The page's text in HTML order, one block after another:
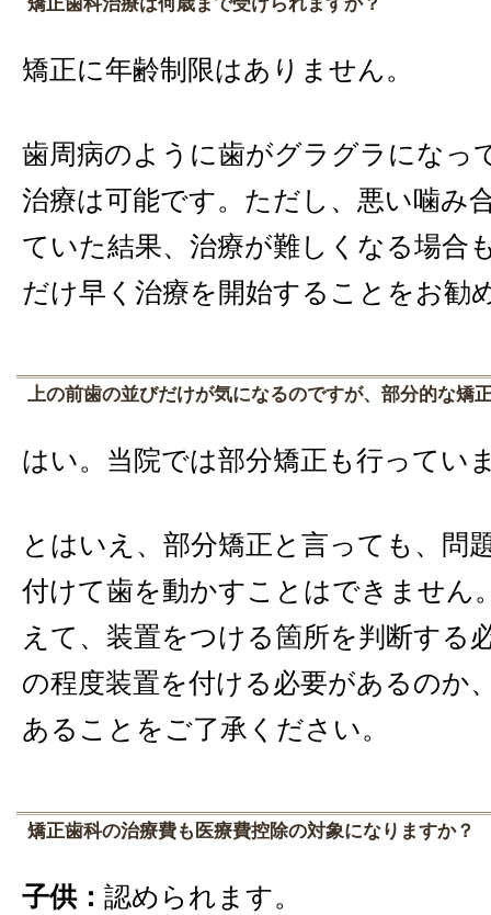
矯正に年齢制限はありません。
歯周病のように歯がグラグラになっ
治療は可能です。ただし、悪い噛み
ていた結果、治療が難しくなる場合
だけ早く治療を開始することをお勧
上の前歯の並びだけが気になるのですが、部分的な矯
はい。当院では部分矯正も行ってい
とはいえ、部分矯正と言っても、問
付けて歯を動かすことはできません
えて、装置をつける箇所を判断する
の程度装置を付ける必要があるのか
あることをご了承ください。
矯正歯科の治療費も医療費控除の対象になりますか？
子供： 認められます。